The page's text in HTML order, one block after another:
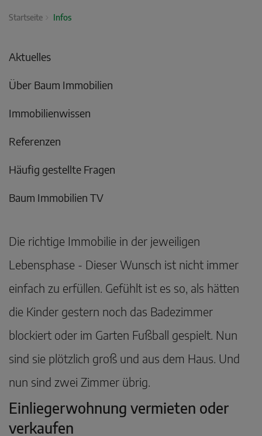
Startseite Infos
Aktuelles
Über Baum Immobilien
Immobilienwissen
Referenzen
Häufig gestellte Fragen
Baum Immobilien TV
Die richtige Immobilie in der jeweiligen
Lebensphase - Dieser Wunsch ist nicht immer
einfach zu erfüllen. Gefühlt ist es so, als hätten
die Kinder gestern noch das Badezimmer
blockiert oder im Garten Fußball gespielt. Nun
sind sie plötzlich groß und aus dem Haus. Und
nun sind zwei Zimmer übrig.
Einliegerwohnung vermieten oder
verkaufen